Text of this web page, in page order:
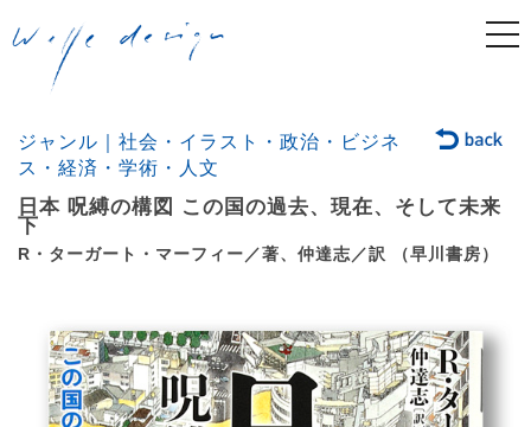
ジャンル｜社会・イラスト・政治・ビジネ
ス・経済・学術・人文
日本 呪縛の構図 この国の過去、現在、そして未来
下
R・ターガート・マーフィー／著、仲達志／訳 （早川書房）